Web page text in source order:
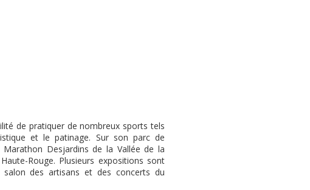
de pratiquer de nombreux sports tels
et le patinage. Sur son parc de
Desjardins de la Vallée de la
Rouge. Plusieurs expositions sont
salon des artisans et des concerts du